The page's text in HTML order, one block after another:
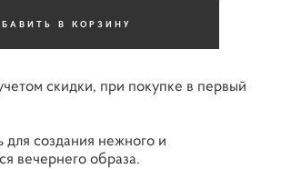
В КОРЗИНУ
скидки, при покупке в первый
для создания нежного и
вечернего образа.